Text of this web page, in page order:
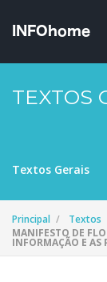
TEXTOS
Textos Gerais
Principal Textos
MANIFESTO DE
INFORMAÇÃO E AS